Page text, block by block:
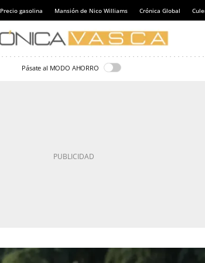
Precio gasolina Mansión de Nico Williams Crónica Global
Pásate al MODO AHORRO